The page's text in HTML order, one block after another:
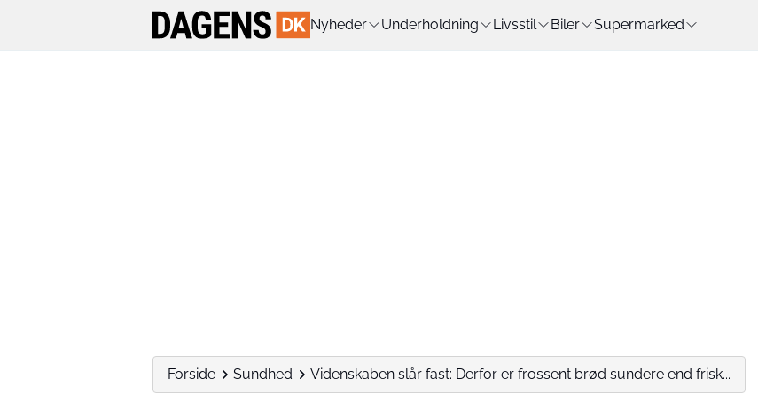
Nyheder Underholdning Livsstil Biler Supermarked
Forside Sundhed Videnskaben slår fast: Derfor er frossent brød sundere end frisk...